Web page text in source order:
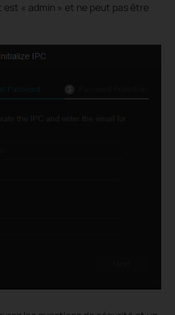
« admin » et ne peut pas être